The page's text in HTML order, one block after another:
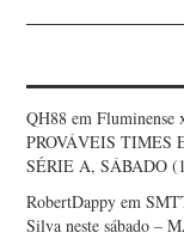
QH88 emFluminense
PROVÁVEIS TIMES
SÉRIE A, SÁBADO
RobertDappy em
Silva neste sábado –